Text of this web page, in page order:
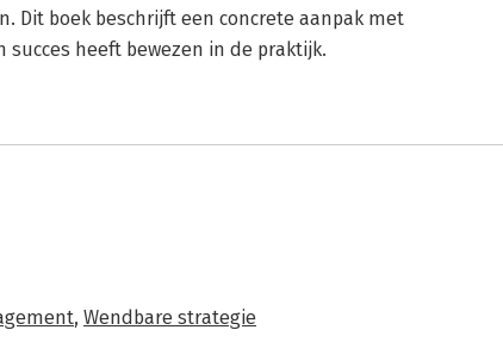
Dit boek beschrijft een concrete aanpak met
heeft bewezen in de praktijk.
, Wendbare strategie